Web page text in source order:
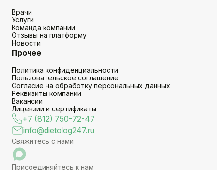
Врачи
Услуги
Команда компании
Отзывы на платформу
Новости
Прочее
Политика конфиденциальности
Пользовательское соглашение
Согласие на обработку персональных данных
Реквизиты компании
Вакансии
Лицензии и сертификаты
+7 (812) 750-72-47
info@dietolog247.ru
Свяжитесь с нами
Присоединяйтесь к нам